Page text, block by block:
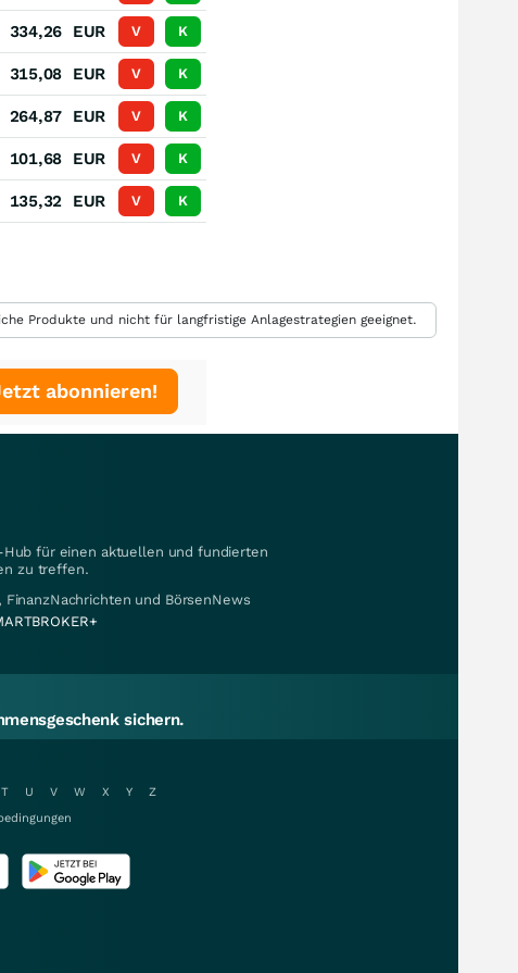
334,26 EUR V K
315,08 EUR V K
264,87 EUR V K
101,68 EUR V K
135,32 EUR V K
Produkte und nicht für langfristige Anlagestrategien geeignet.
abonnieren!
für einen aktuellen und fundierten
zu treffen.
FinanzNachrichten und BörsenNews
sichern.
T U V W X Y
Z